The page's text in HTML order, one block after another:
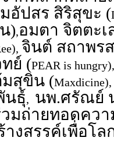
อัปสร สิริสุขะ (
),อมตา จิตตะ
จินต์ สถาพร
ย์ (PEAR is
สุขิน (Maxdicine),
นธุ์, นพ.ศรัณย์
วมถ่ายทอดคว
างสรรค์เพื่อโ